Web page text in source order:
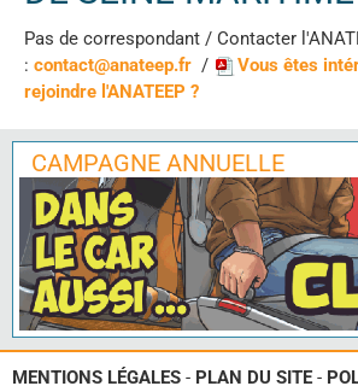
Pas de correspondant / Contacter
: contact@anateep.fr /
Vous êtes
rejoindre l'ANATEEP ?
CAMPAGNE ANNUELLE
MENTIONS LÉGALES - PLAN DU SITE -